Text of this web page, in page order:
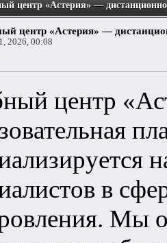
центр «Астерия» —
центр «Астерия» —
2026, 00:08
центр
в
Мы